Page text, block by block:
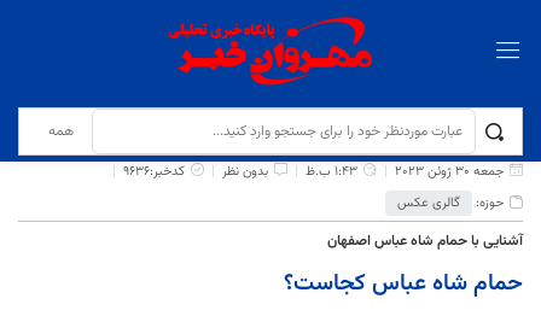
برگ نخست نوشته‌ها
حمام شاه عباس کجاست؟
جمعه 30 ژوئن 2023
1:43 ب.ظ بدون نظر
کدخبر:9636
حوزه:
گالری عکس
آشنایی با حمام شاه عباس اصفهان
حمام شاه عباس کجاست؟